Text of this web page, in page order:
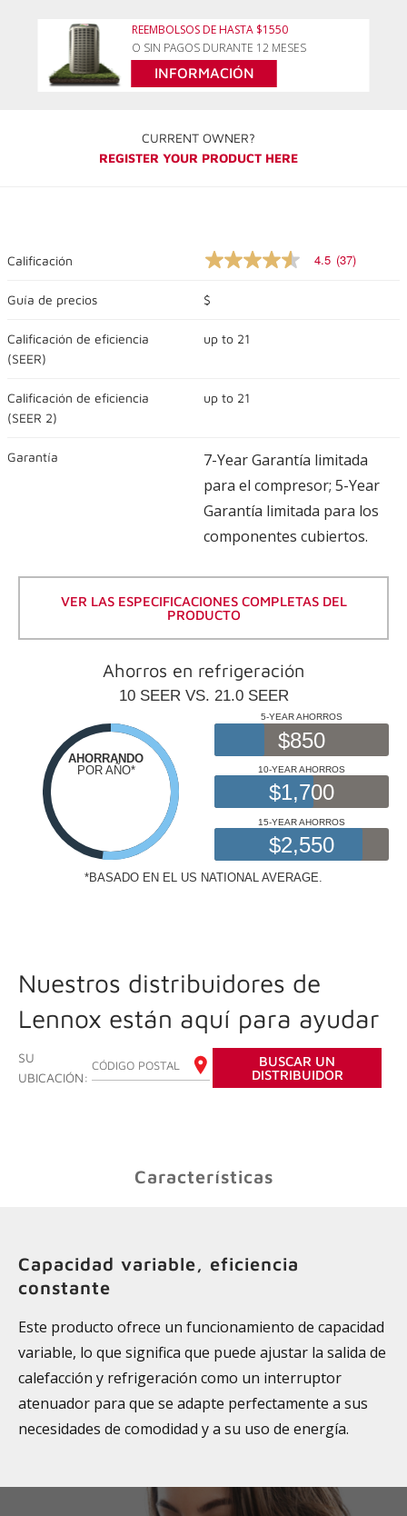
REEMBOLSOS DE HASTA $1550
O SIN PAGOS DURANTE 12 MESES
INFORMACIÓN
CURRENT OWNER?
REGISTER YOUR PRODUCT HERE
Calificación
4.5
of
5
average
37
link.
4.5 (37)
Guía de precios $
Calificación de eficiencia
(SEER)
up to 21
Calificación de eficiencia
(SEER 2)
up to 21
Garantía
7-Year Garantía limitada
para el compresor; 5-Year
Garantía limitada para los
componentes cubiertos.
VER LAS ESPECIFICACIONES COMPLETAS DEL
PRODUCTO
Ahorros en refrigeración
Nuestros distribuidores de
Lennox están aquí para ayudar
SU
UBICACIÓN:
INGRESE SU CÓDIGO POSTAL
BUSCAR UN
DISTRIBUIDOR
Características
Capacidad variable, eficiencia
constante
Este producto ofrece un funcionamiento de capacidad
variable, lo que significa que puede ajustar la salida de
calefacción y refrigeración como un interruptor
atenuador para que se adapte perfectamente a sus
necesidades de comodidad y a su uso de energía.